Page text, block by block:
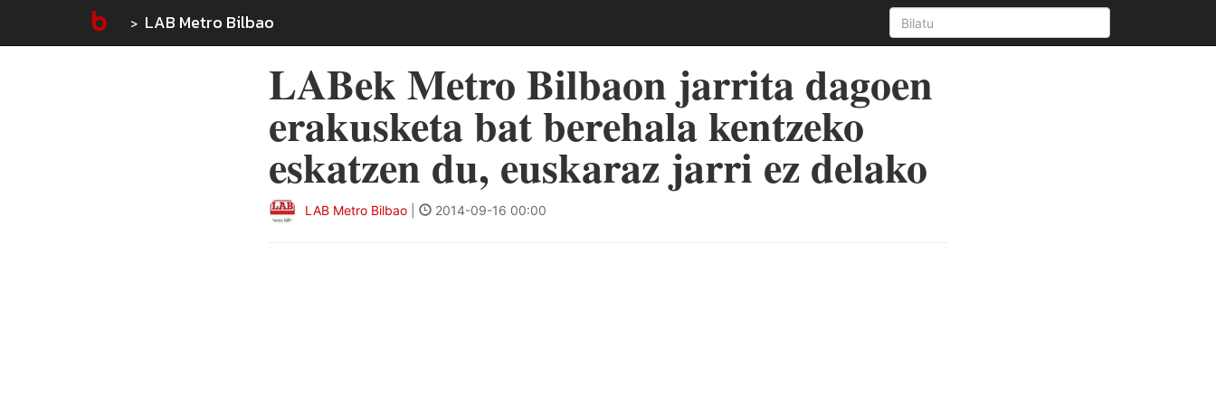
LAB Metro Bilbao
LABek Metro Bilbaon jarrita dagoen
erakusketa bat berehala kentzeko
eskatzen du, euskaraz jarri ez delako
LAB Metro Bilbao 2014-09-16 00:00